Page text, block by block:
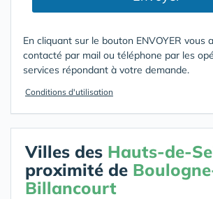
En cliquant sur le bouton ENVOYER vous
contacté par mail ou téléphone par les
services répondant à votre demande.
Conditions d'utilisation
Villes des Hauts-de-
proximité de
Billancourt